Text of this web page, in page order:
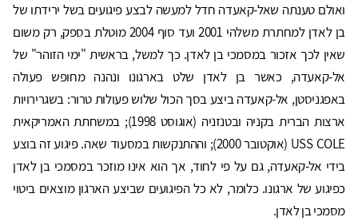
ואולם טענתה שאל-קאעדה חדל למעשה לבצע פיגועים בשל ירידתו של
בן לאדן למחתרת משלהי 2001 ועד סוף 2004 מוטלת בספק, רק משום
שאין לכך אזכור במסמכי בן לאדן. כך למשל, בראשית "ימי הזוהר" של
אל-קאעדה, כאשר בן לאדן שלט בארגונו ונהנה מחופש פעולה
באפגניסטן, אל-קאעדה ביצע בסך הכול שלוש פעולות טרור: בשגרירויות
ארצות הברית בקניה ובטנזניה (אוגוסט 1998); במשחתת האמריקאית
USS COLE (אוקטובר 2000); וההתנקשות במסעוד שאה. פיגוע זה בוצע
בידי אל-קאעדה, גם על פי לחוד, אך הוא אינו מוזכר במסמכי בן לאדן
כפיגוע של ארגונו. כלומר, לא כל הפיגועים שביצע הארגון מוצאים ביטוי
מסמכי בן לאדן.